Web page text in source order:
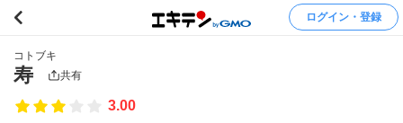
ログイン・登録
コトブキ
寿 共有
3.00